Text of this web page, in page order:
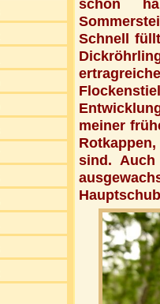
schon
Schnell
meiner
sind. Auch